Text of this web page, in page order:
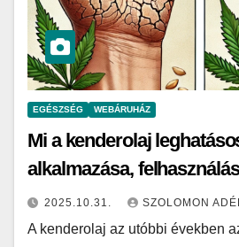
EGÉSZSÉG WEBÁRUHÁZ
Mi a kenderolaj
alkalmazása,
2025.10.31. SZOLOMON
A kenderolaj az utóbbi években